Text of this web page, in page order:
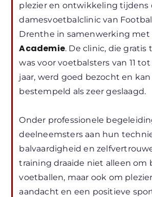
plezier en ontwikkeling tijdens
damesvoetbalclinic van
Drenthe in samenwerking met
Academie. De clinic, die gratis
was voor voetbalsters van 11
jaar, werd goed bezocht en
bestempeld als zeer geslaagd.
Onder professionele
deelneemsters aan hun
balvaardigheid en
training draaide niet alleen om
voetballen, maar ook om
aandacht en een positieve